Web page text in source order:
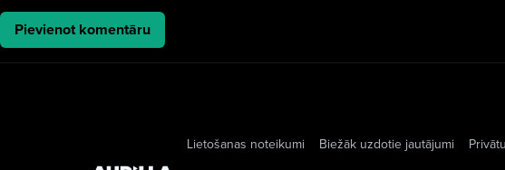
Lietošanas noteikumi Biežāk uzdotie jautājumi